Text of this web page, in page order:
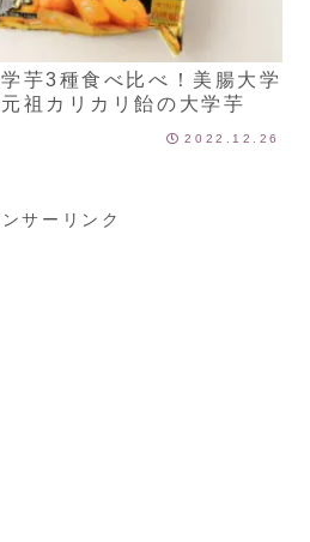
芋3種食べ比べ！美腸大学
祖カリカリ飴の大学芋
2022.12.26
サーリンク